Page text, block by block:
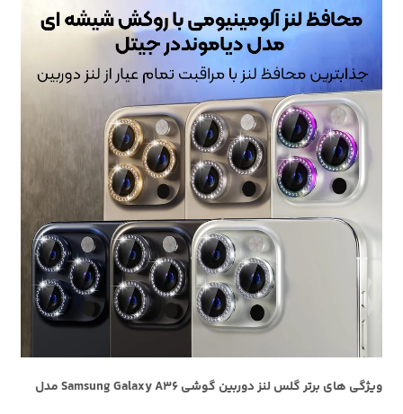
ویژگی های برتر گلس لنز دوربین گوشی Samsung Galaxy A36 مدل